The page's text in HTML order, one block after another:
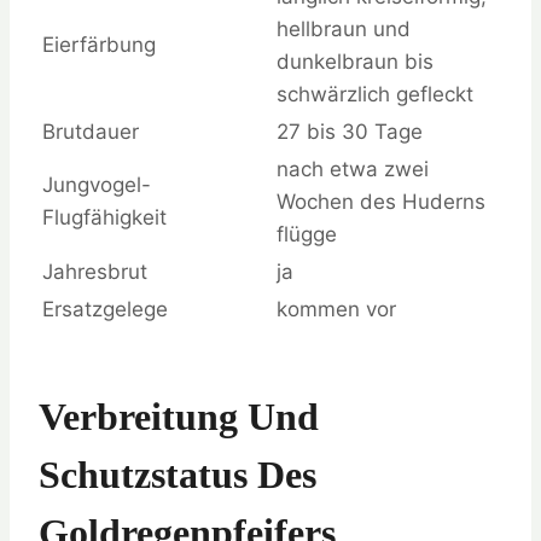
Eierfärbung
hellbraun und
dunkelbraun bis
schwärzlich gefleckt
Brutdauer
27 bis 30 Tage
Jungvogel-
Flugfähigkeit
nach etwa zwei
Wochen des Huderns
flügge
Jahresbrut
ja
Ersatzgelege
kommen vor
Verbreitung Und
Schutzstatus Des
Goldregenpfeifers